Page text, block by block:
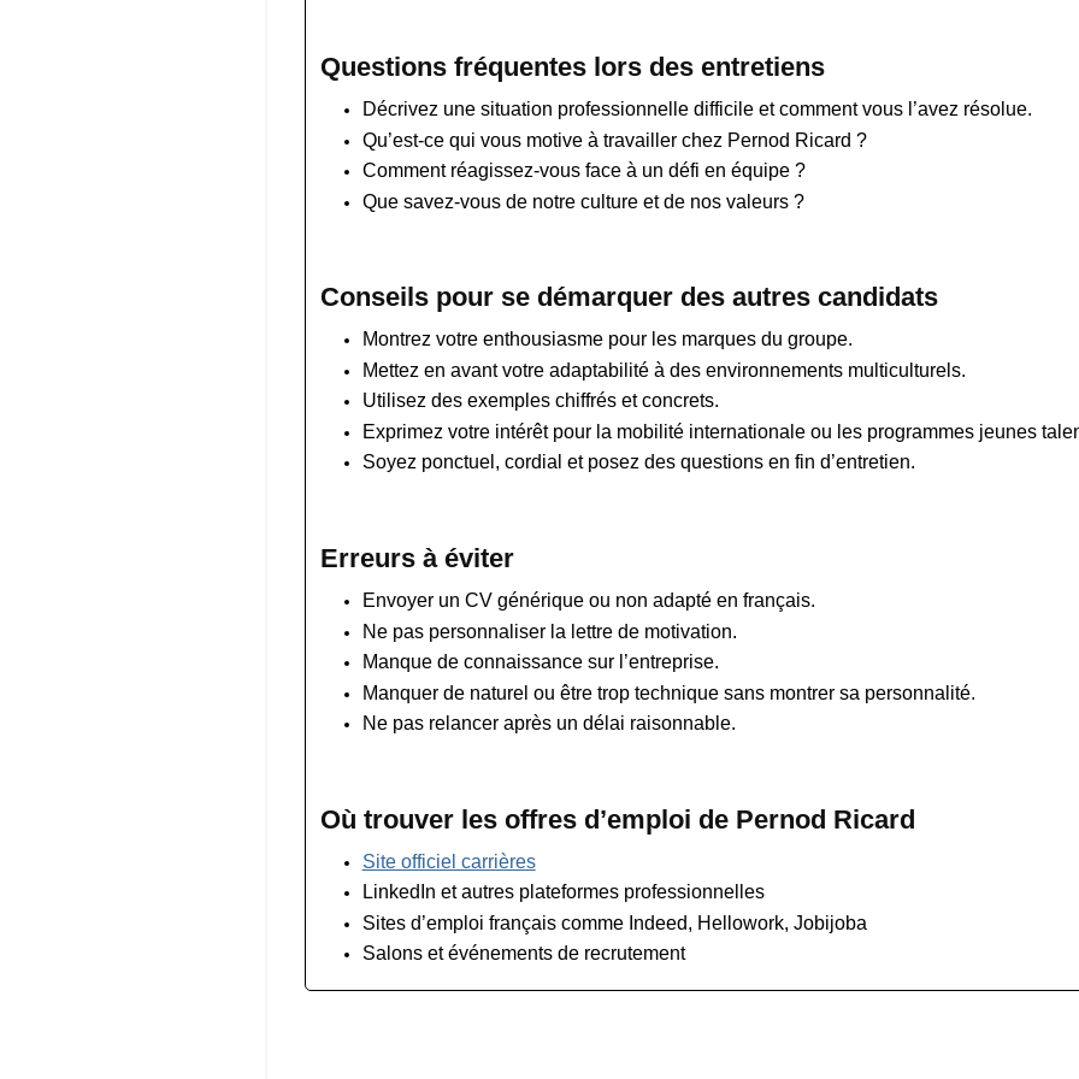
Questions fréquentes lors des entretiens
Décrivez une situation professionnelle difficile et comment vous l’avez résolue.
Qu’est-ce qui vous motive à travailler chez Pernod Ricard ?
Comment réagissez-vous face à un défi en équipe ?
Que savez-vous de notre culture et de nos valeurs ?
Conseils pour se démarquer des autres candidats
Montrez votre enthousiasme pour les marques du groupe.
Mettez en avant votre adaptabilité à des environnements multiculturels.
Utilisez des exemples chiffrés et concrets.
Exprimez votre intérêt pour la mobilité internationale ou les programmes jeunes
Soyez ponctuel, cordial et posez des questions en fin d’entretien.
Erreurs à éviter
Envoyer un CV générique ou non adapté en français.
Ne pas personnaliser la lettre de motivation.
Manque de connaissance sur l’entreprise.
Manquer de naturel ou être trop technique sans montrer sa personnalité.
Ne pas relancer après un délai raisonnable.
Où trouver les offres d’emploi de Pernod Ricard
Site officiel carrières
LinkedIn et autres plateformes professionnelles
Sites d’emploi français comme Indeed, Hellowork, Jobijoba
Salons et événements de recrutement